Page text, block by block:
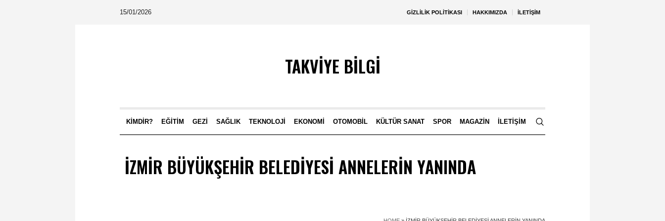
GIZLILIK POLITIKASI HAKKIMIZDA İLETIŞIM
15/01/2026
TAKVİYE BİLGİ
KIMDIR? EĞITIM GEZI SAĞLIK TEKNOLOJI EKONOMI OTOMOBIL KÜLTÜR SANAT SPOR MAGAZIN İLETIŞIM
İZMIR BÜYÜKŞEHIR BELEDIYESI ANNELERIN YANINDA